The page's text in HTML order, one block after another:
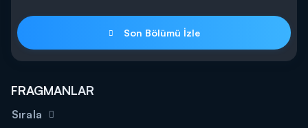
Son Bölümü İzle
FRAGMANLAR
Sırala